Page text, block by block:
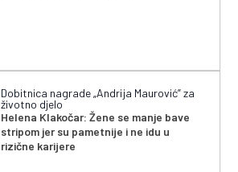
Dobitnica nagrade „Andrija Maurović” za
životno djelo
Helena Klakočar: Žene se manje bave
stripom jer su pametnije i ne idu u
rizične karijere